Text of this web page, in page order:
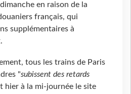
en raison de la
français, qui
supplémentaires à
tous les trains de Paris
"subissent des retards
hier à la mi-journée le site